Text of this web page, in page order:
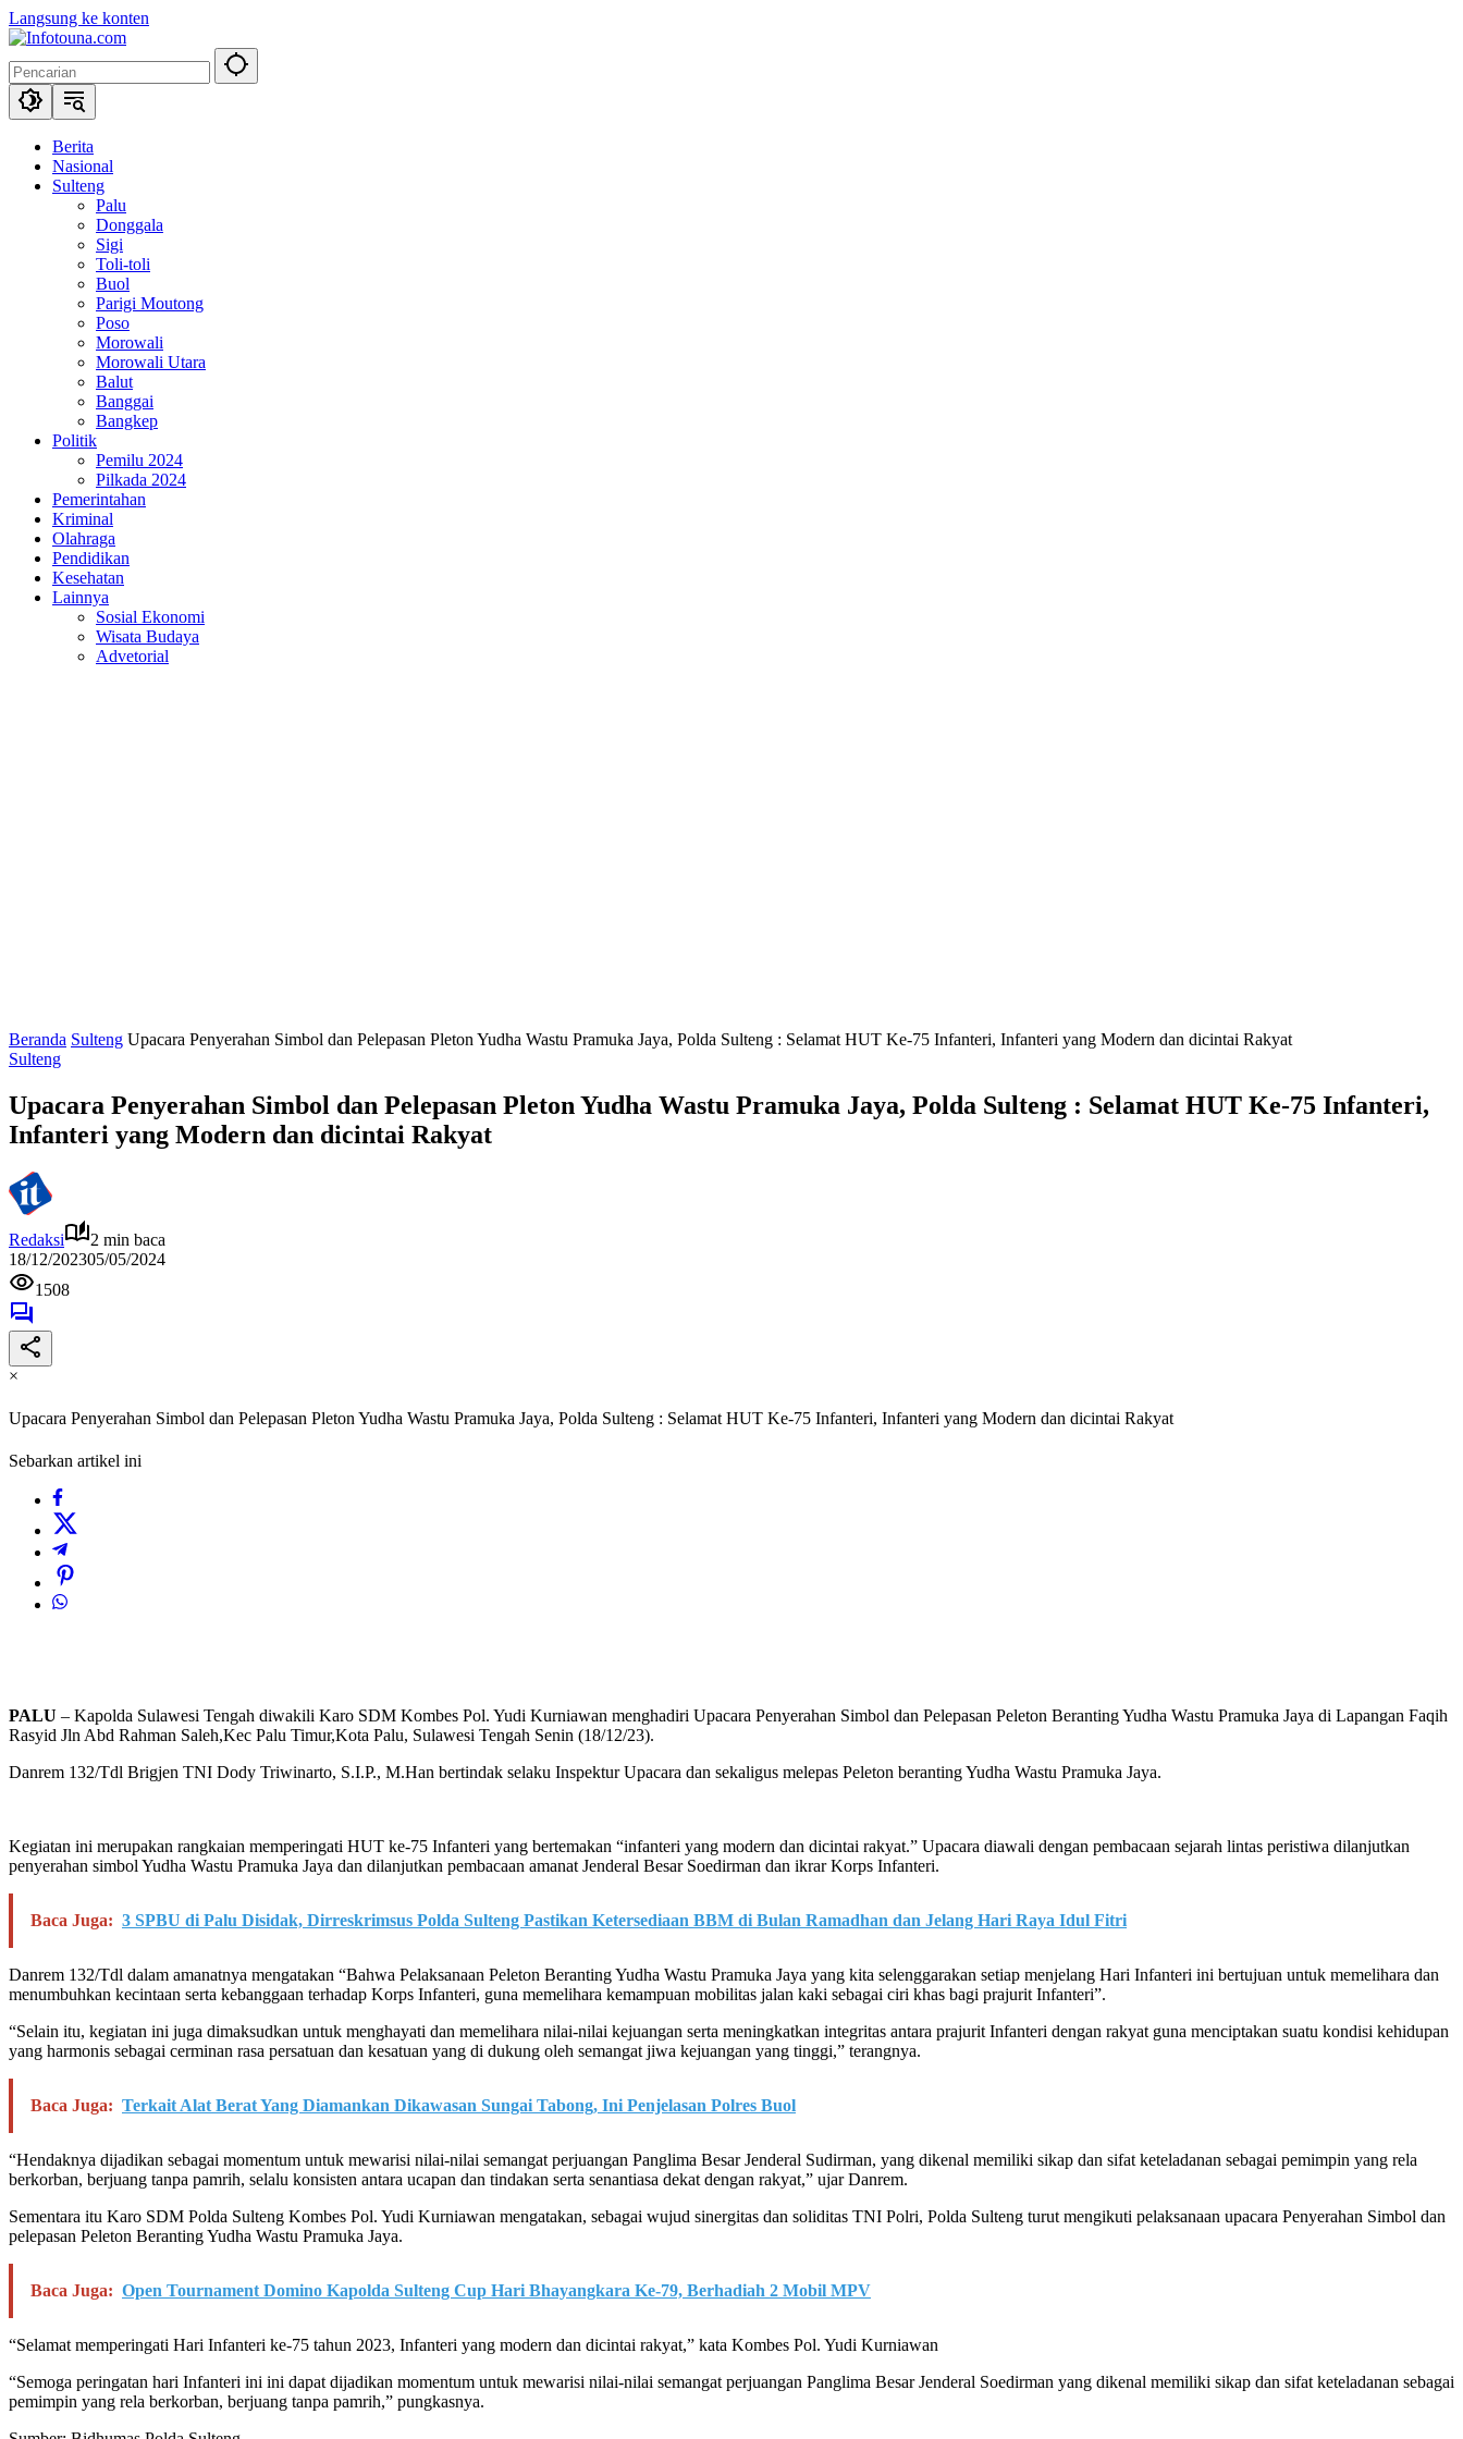
Langsung ke konten
Berita
Nasional
Sulteng
Palu
Donggala
Sigi
Toli-toli
Buol
Parigi Moutong
Poso
Morowali
Morowali Utara
Balut
Banggai
Bangkep
Politik
Pemilu 2024
Pilkada 2024
Pemerintahan
Kriminal
Olahraga
Pendidikan
Kesehatan
Lainnya
Sosial Ekonomi
Wisata Budaya
Advetorial
Beranda Sulteng Upacara Penyerahan Simbol dan Pelepasan Pleton Yudha Wastu Pramuka Jaya, Polda Sulteng : Selamat HUT Ke-75 Infanteri, Infanteri yang Modern dan dicintai Rakyat
Sulteng
Upacara Penyerahan Simbol dan Pelepasan Pleton Yudha Wastu Pramuka Jaya, Polda Sulteng : Selamat HUT Ke-75 Infanteri,
Infanteri yang Modern dan dicintai Rakyat
Redaksi
2 min baca
18/12/202305/05/2024
1508
×
Upacara Penyerahan Simbol dan Pelepasan Pleton Yudha Wastu Pramuka Jaya, Polda Sulteng : Selamat HUT Ke-75 Infanteri, Infanteri yang Modern dan dicintai Rakyat
Sebarkan artikel ini
PALU – Kapolda Sulawesi Tengah diwakili Karo SDM Kombes Pol. Yudi Kurniawan menghadiri Upacara Penyerahan Simbol dan Pelepasan Peleton Beranting Yudha Wastu Pramuka Jaya di Lapangan Faqih
Rasyid Jln Abd Rahman Saleh,Kec Palu Timur,Kota Palu, Sulawesi Tengah Senin (18/12/23).
Danrem 132/Tdl Brigjen TNI Dody Triwinarto, S.I.P., M.Han bertindak selaku Inspektur Upacara dan sekaligus melepas Peleton beranting Yudha Wastu Pramuka Jaya.
Kegiatan ini merupakan rangkaian memperingati HUT ke-75 Infanteri yang bertemakan “infanteri yang modern dan dicintai rakyat.” Upacara diawali dengan pembacaan sejarah lintas peristiwa dilanjutkan
penyerahan simbol Yudha Wastu Pramuka Jaya dan dilanjutkan pembacaan amanat Jenderal Besar Soedirman dan ikrar Korps Infanteri.
Baca Juga: 3 SPBU di Palu Disidak, Dirreskrimsus Polda Sulteng Pastikan Ketersediaan BBM di Bulan Ramadhan dan Jelang Hari Raya Idul Fitri
Danrem 132/Tdl dalam amanatnya mengatakan “Bahwa Pelaksanaan Peleton Beranting Yudha Wastu Pramuka Jaya yang kita selenggarakan setiap menjelang Hari Infanteri ini bertujuan untuk memelihara dan
menumbuhkan kecintaan serta kebanggaan terhadap Korps Infanteri, guna memelihara kemampuan mobilitas jalan kaki sebagai ciri khas bagi prajurit Infanteri”.
“Selain itu, kegiatan ini juga dimaksudkan untuk menghayati dan memelihara nilai-nilai kejuangan serta meningkatkan integritas antara prajurit Infanteri dengan rakyat guna menciptakan suatu kondisi kehidupan
yang harmonis sebagai cerminan rasa persatuan dan kesatuan yang di dukung oleh semangat jiwa kejuangan yang tinggi,” terangnya.
Baca Juga: Terkait Alat Berat Yang Diamankan Dikawasan Sungai Tabong, Ini Penjelasan Polres Buol
“Hendaknya dijadikan sebagai momentum untuk mewarisi nilai-nilai semangat perjuangan Panglima Besar Jenderal Sudirman, yang dikenal memiliki sikap dan sifat keteladanan sebagai pemimpin yang rela
berkorban, berjuang tanpa pamrih, selalu konsisten antara ucapan dan tindakan serta senantiasa dekat dengan rakyat,” ujar Danrem.
Sementara itu Karo SDM Polda Sulteng Kombes Pol. Yudi Kurniawan mengatakan, sebagai wujud sinergitas dan soliditas TNI Polri, Polda Sulteng turut mengikuti pelaksanaan upacara Penyerahan Simbol dan
pelepasan Peleton Beranting Yudha Wastu Pramuka Jaya.
Baca Juga: Open Tournament Domino Kapolda Sulteng Cup Hari Bhayangkara Ke-79, Berhadiah 2 Mobil MPV
“Selamat memperingati Hari Infanteri ke-75 tahun 2023, Infanteri yang modern dan dicintai rakyat,” kata Kombes Pol. Yudi Kurniawan
“Semoga peringatan hari Infanteri ini ini dapat dijadikan momentum untuk mewarisi nilai-nilai semangat perjuangan Panglima Besar Jenderal Soedirman yang dikenal memiliki sikap dan sifat keteladanan sebagai
pemimpin yang rela berkorban, berjuang tanpa pamrih,” pungkasnya.